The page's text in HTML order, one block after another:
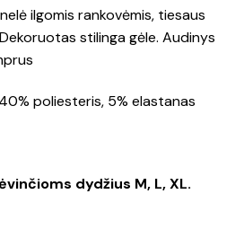
ilgomis rankovėmis, tiesaus
stilinga gėle. Audinys
poliesteris, 5% elastanas
dydžius M, L, XL.